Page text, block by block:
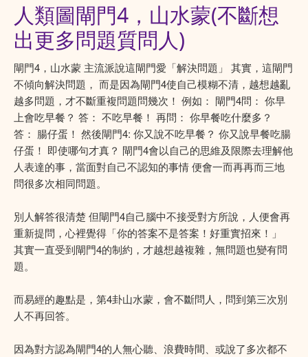
人類圖閘門4，山水蒙(不斷想
出更多問題質問人)
閘門4，山水蒙 主流派說這閘門愛「解決問題」 其實，這閘門
不傾向解決問題， 而是因為閘門4使自己模糊不清，越想越亂
越多問題，才不斷重複問題問幾次！ 例如： 閘門4問： 你早
上會吃早餐？ 答： 不吃早餐！ 再問： 你早餐吃什麼多？
答： 腸仔蛋！ 然後閘門4: 你又說不吃早餐？ 你又說早餐吃腸
仔蛋！ 即使哪句才真？ 閘門4會以自己的思維及限際去理解他
人表達的事，當面對自己不認知的事情 便會一而再再而三地
問很多次相同問題。
別人解答很清楚 但閘門4自己腦中不接受對方所說，人便會再
重新提問，心裡覺得「你的答案不是答案！好重實招來！」
其實一直受到閘門4的制約，才越想越複雜，無問題也變有問
題。
而易經的趣點是，第4卦山水蒙，會不斷問人，問到第三次別
人不再回答。
因為對方認為閘門4的人無心聽、浪費時間、或說了多次都不